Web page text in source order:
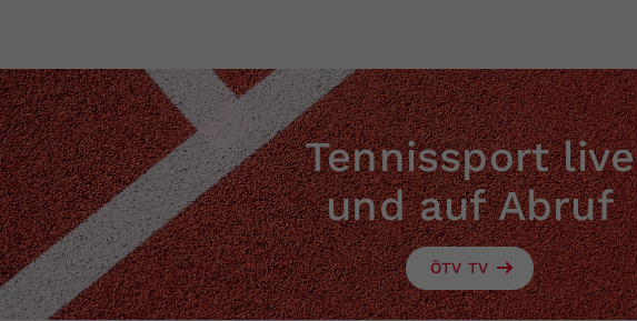
Tennissport live
und auf Abruf
ÖTV TV